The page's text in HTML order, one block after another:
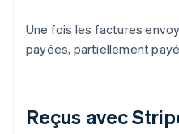
Une fois les factures
payées, partiellement
Reçus avec